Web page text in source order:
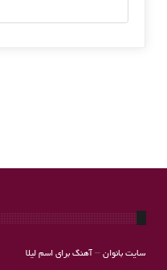
سایت بانوان– آهنگ برای اسم لیلا